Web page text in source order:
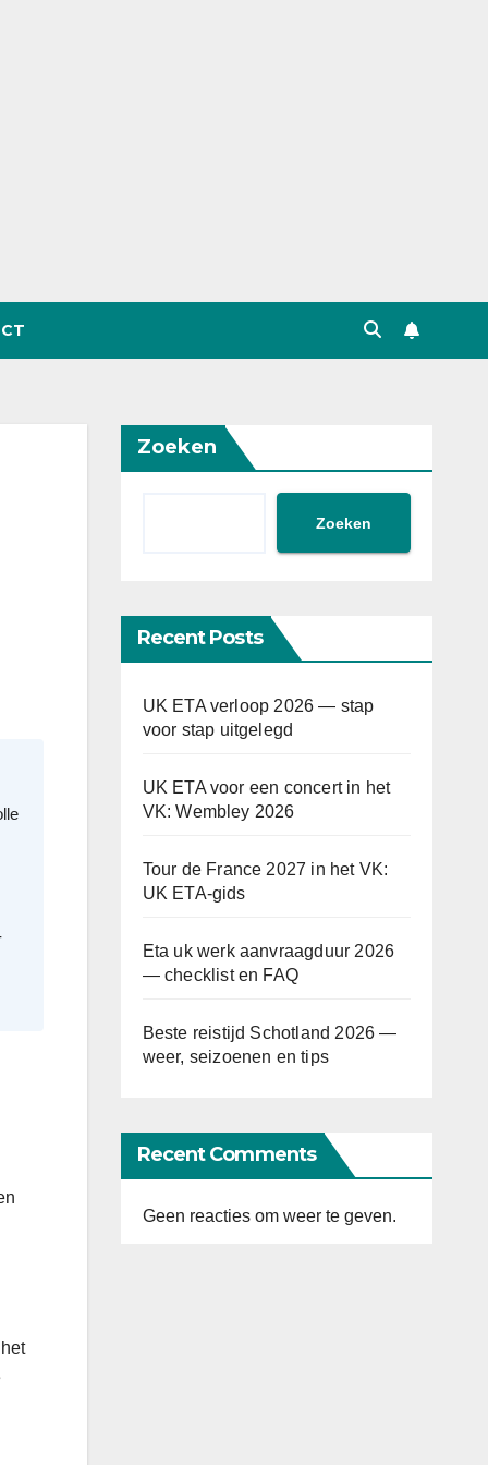
Zoeken
Zoeken
Recent Posts
UK ETA verloop 2026 — stap
voor stap uitgelegd
UK ETA voor een concert in het
VK: Wembley 2026
Tour de France 2027 in het VK:
UK ETA-gids
Eta uk werk aanvraagduur 2026
— checklist en FAQ
Beste reistijd Schotland 2026 —
weer, seizoenen en tips
Recent Comments
Geen reacties om weer te geven.